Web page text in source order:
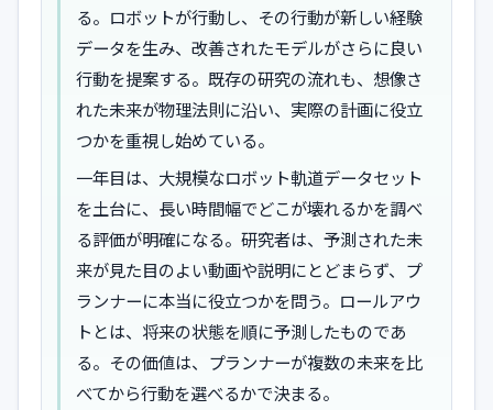
る。ロボットが行動し、その行動が新しい経験
データを生み、改善されたモデルがさらに良い
行動を提案する。既存の研究の流れも、想像さ
れた未来が物理法則に沿い、実際の計画に役立
つかを重視し始めている。
一年目は、大規模なロボット軌道データセット
を土台に、長い時間幅でどこが壊れるかを調べ
る評価が明確になる。研究者は、予測された未
来が見た目のよい動画や説明にとどまらず、プ
ランナーに本当に役立つかを問う。ロールアウ
トとは、将来の状態を順に予測したものであ
る。その価値は、プランナーが複数の未来を比
べてから行動を選べるかで決まる。